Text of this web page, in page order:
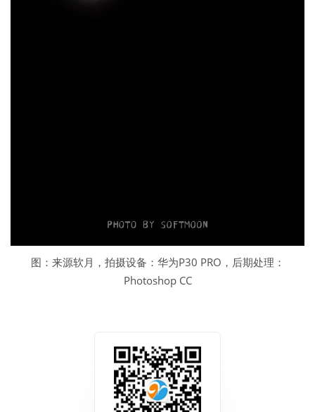
图：来源软月，拍摄设备：华为P30 PRO，后期处理：
Photoshop CC